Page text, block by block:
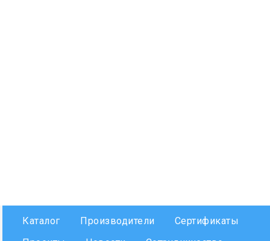
Каталог Производители
Сертификаты